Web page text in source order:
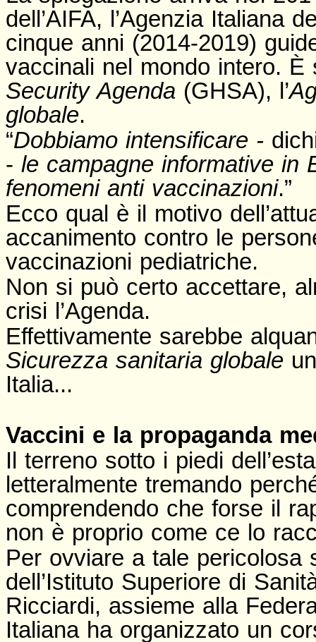
dell’AIFA, l’Agenzia Italiana
cinque anni (2014-2019)
vaccinali nel mondo intero.
Security Agenda (GHSA), l’
globale.
“Dobbiamo intensificare -
- le campagne informative in
fenomeni anti vaccinazioni.”
Ecco qual è il motivo
accanimento contro le
vaccinazioni pediatriche.
Non si può certo accettare,
crisi l’Agenda.
Effettivamente sarebbe
Sicurezza sanitaria globale
Italia...
Vaccini e la propaganda
Il terreno sotto i piedi
letteralmente tremando
comprendendo che forse il
non è proprio come ce lo
Per ovviare a tale pericolosa
dell’Istituto Superiore di
Ricciardi, assieme alla
Italiana ha organizzato un